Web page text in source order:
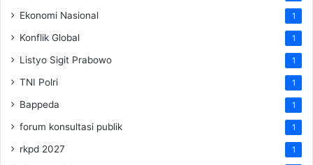
Ekonomi Nasional 1
Konflik Global 1
Listyo Sigit Prabowo 1
TNI Polri 1
Bappeda 1
forum konsultasi publik 1
rkpd 2027 1